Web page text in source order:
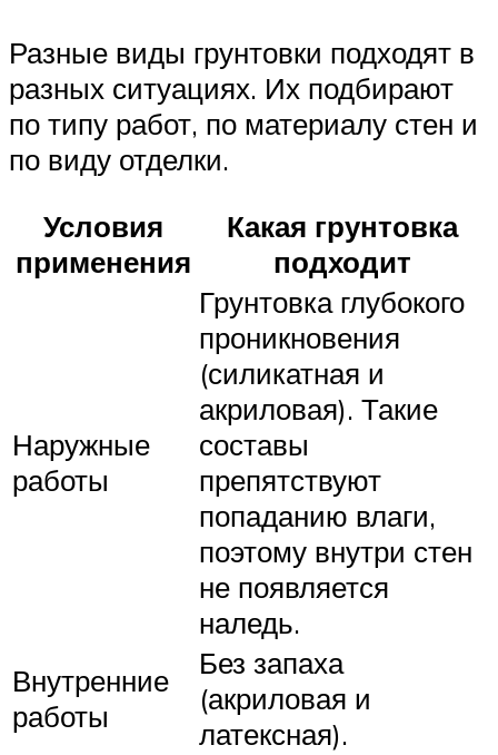
Разные виды грунтовки подходят в
разных ситуациях. Их подбирают
по типу работ, по материалу стен и
по виду отделки.
Условия
применения
Какая грунтовка
подходит
Наружные
работы
Грунтовка глубокого
проникновения
(силикатная и
акриловая). Такие
составы
препятствуют
попаданию влаги,
поэтому внутри стен
не появляется
наледь.
Внутренние
работы
Без запаха
(акриловая и
латексная).